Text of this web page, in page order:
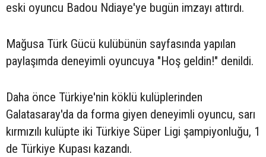
eski oyuncu Badou Ndiaye'ye bugün imzayı attırdı.
Mağusa Türk Gücü kulübünün sayfasında yapılan
paylaşımda deneyimli oyuncuya "Hoş geldin!" denildi.
Daha önce Türkiye'nin köklü kulüplerinden
Galatasaray'da da forma giyen deneyimli oyuncu, sarı
kırmızılı kulüpte iki Türkiye Süper Ligi şampiyonluğu, 1
de Türkiye Kupası kazandı.